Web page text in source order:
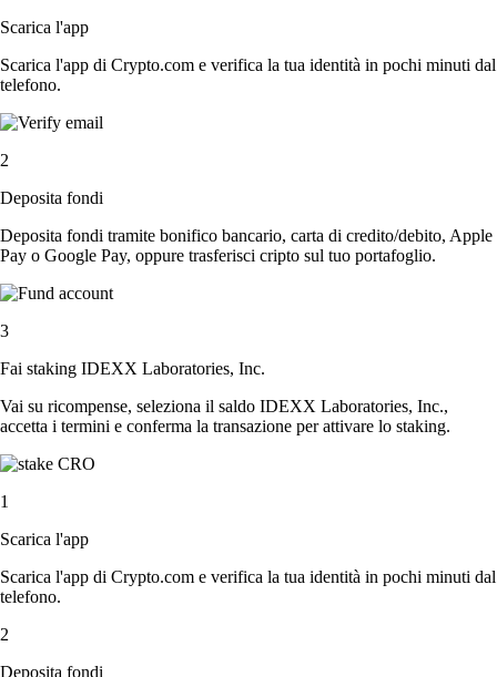
Scarica l'app
Scarica l'app di Crypto.com e verifica la tua identità in pochi minuti dal
telefono.
2
Deposita fondi
Deposita fondi tramite bonifico bancario, carta di credito/debito, Apple
Pay o Google Pay, oppure trasferisci cripto sul tuo portafoglio.
3
Fai staking IDEXX Laboratories, Inc.
Vai su ricompense, seleziona il saldo IDEXX Laboratories, Inc.,
accetta i termini e conferma la transazione per attivare lo staking.
1
Scarica l'app
Scarica l'app di Crypto.com e verifica la tua identità in pochi minuti dal
telefono.
2
Deposita fondi